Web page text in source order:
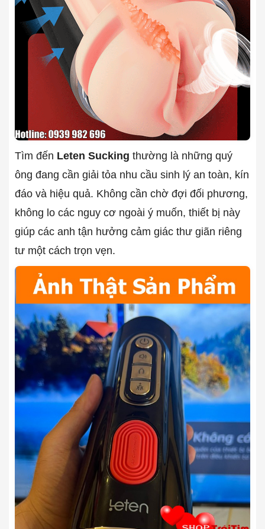
Tìm đến Leten Sucking thường là những quý
ông đang cần giải tỏa nhu cầu sinh lý an toàn, kín
đáo và hiệu quả. Không cần chờ đợi đối phương,
không lo các nguy cơ ngoài ý muốn, thiết bị này
giúp các anh tận hưởng cảm giác thư giãn riêng
tư một cách trọn vẹn.